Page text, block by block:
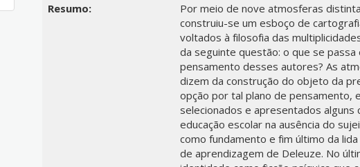
Resumo:
Por meio de nove atmosferas
construiu-se um esboço de
voltados à filosofia das
da seguinte questão: o que se
pensamento desses autores? As
dizem da construção do objeto da
opção por tal plano de pensamento,
selecionados e apresentados
educação escolar na ausência do
como fundamento e fim último da
de aprendizagem de Deleuze. No